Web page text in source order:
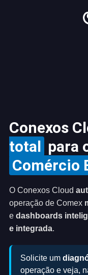
Conexos
total para
Comércio
O Conexos Cloud
operação de Comex
e dashboards
e integrada.
Solicite um
operação e veja,